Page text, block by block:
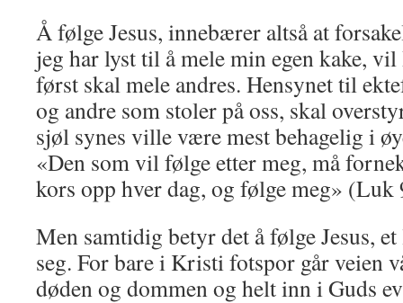
Å følge Jesus, innebærer altså at
jeg har lyst til å mele min egen kake,
først skal mele andres. Hen­synet til
og andre som stoler på oss, skal
sjøl synes ville være mest behagelig i
«Den som vil følge etter meg, må
kors opp hver dag, og følge meg» (Luk
Men samtidig betyr det å følge Jesus,
seg. For bare i Kristi fotspor går veien
døden og dommen og helt inn i Guds